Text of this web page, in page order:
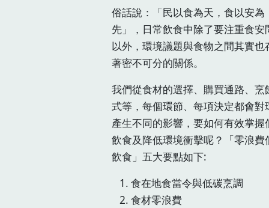
俗話說：「民以食為天，食以安為
先」，日常飲食中除了要注重食安
以外，環境議題與食物之間其實也
著密不可分的關係。
我們從食材的選擇、購買通路、烹
式等，每個環節、每項決定都會對
產生不同的影響，要如何有效掌握
飲食及降低環境衝擊呢？「零浪費
飲食」五大要點如下:
食在地食當令與低碳烹調
食材零浪費